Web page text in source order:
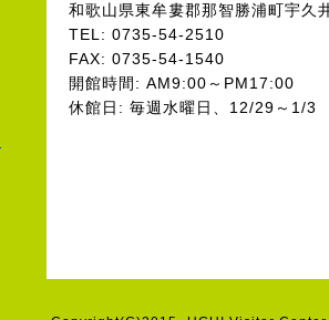
和歌山県東牟婁郡那智勝浦町宇久
TEL: 0735-54-2510
FAX: 0735-54-1540
開館時間: AM9:00～PM17:00
休館日: 毎週水曜日、12/29～1/3